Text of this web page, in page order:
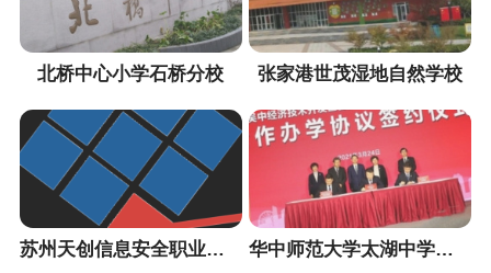
北桥中心小学石桥分校 张家港世茂湿地自然学校
苏州天创信息安全职业培训中心 华中师范大学太湖中学（暂定名）